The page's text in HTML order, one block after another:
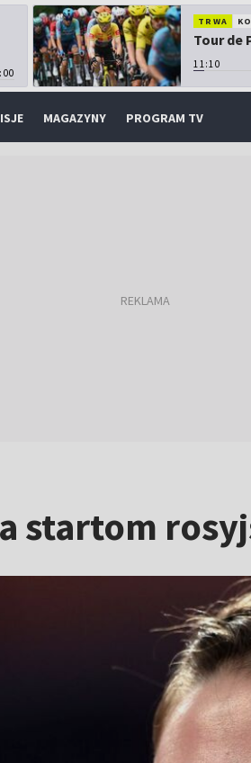
TRWA
Tour de
11:10
MAGAZYNY PROGRAM TV
startom